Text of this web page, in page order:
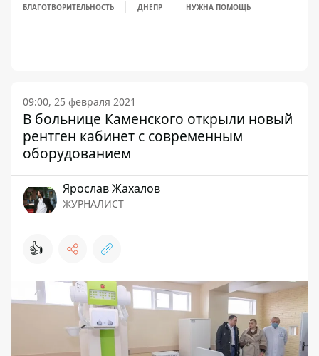
БЛАГОТВОРИТЕЛЬНОСТЬ ДНЕПР НУЖНА ПОМОЩЬ
09:00, 25 февраля 2021
В больнице Каменского открыли новый
рентген кабинет с современным
оборудованием
Ярослав Жахалов
ЖУРНАЛИСТ
👍